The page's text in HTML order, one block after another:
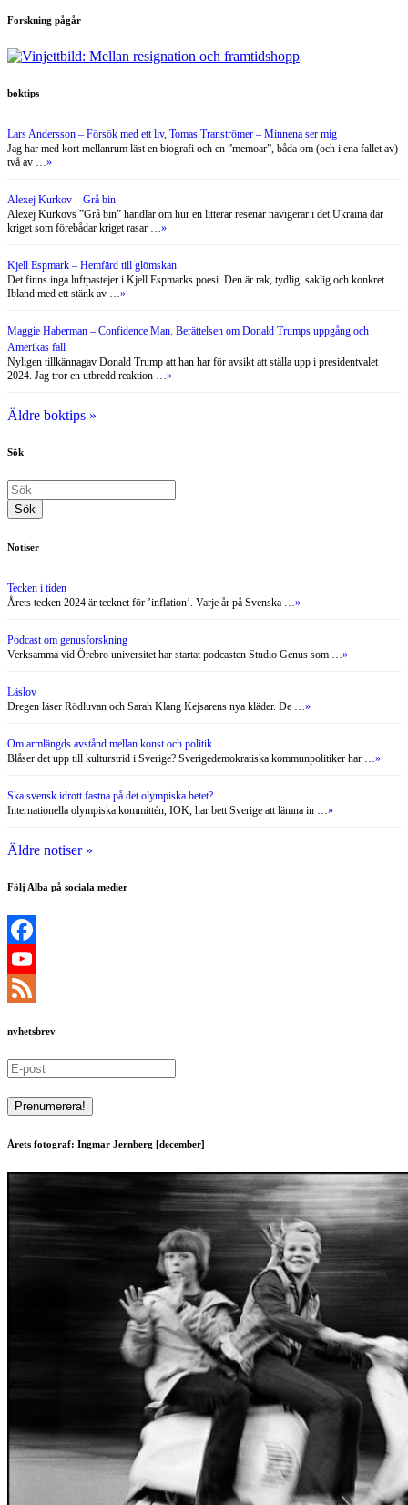
Forskning pågår
boktips
Lars Andersson – Försök med ett liv, Tomas Tranströmer – Minnena ser mig
Jag har med kort mellanrum läst en biografi och en ”memoar”, båda om (och i ena fallet av)
två av …»
Alexej Kurkov – Grå bin
Alexej Kurkovs ”Grå bin” handlar om hur en litterär resenär navigerar i det Ukraina där
kriget som förebådar kriget rasar …»
Kjell Espmark – Hemfärd till glömskan
Det finns inga luftpastejer i Kjell Espmarks poesi. Den är rak, tydlig, saklig och konkret.
Ibland med ett stänk av …»
Maggie Haberman – Confidence Man. Berättelsen om Donald Trumps uppgång och
Amerikas fall
Nyligen tillkännagav Donald Trump att han har för avsikt att ställa upp i presidentvalet
2024. Jag tror en utbredd reaktion …»
Äldre boktips »
Sök
Notiser
Tecken i tiden
Årets tecken 2024 är tecknet för ’inflation’. Varje år på Svenska …»
Podcast om genusforskning
Verksamma vid Örebro universitet har startat podcasten Studio Genus som …»
Läslov
Dregen läser Rödluvan och Sarah Klang Kejsarens nya kläder. De …»
Om armlängds avstånd mellan konst och politik
Blåser det upp till kulturstrid i Sverige? Sverigedemokratiska kommunpolitiker har …»
Ska svensk idrott fastna på det olympiska betet?
Internationella olympiska kommittén, IOK, har bett Sverige att lämna in …»
Äldre notiser »
Följ Alba på sociala medier
Facebook
YouTube
nyhetsbrev
Årets fotograf: Ingmar Jernberg [december]